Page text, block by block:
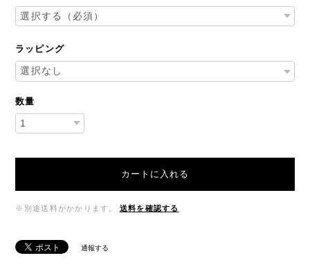
ラッピング
数量
カートに入れる
※別途送料がかかります。 送料を確認する
通報する